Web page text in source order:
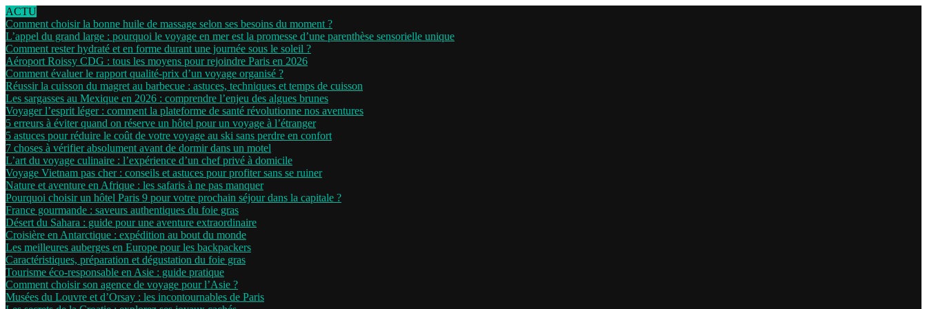
ACTU
Comment choisir la bonne huile de massage selon ses besoins du moment ?
L’appel du grand large : pourquoi le voyage en mer est la promesse d’une parenthèse sensorielle unique
Comment rester hydraté et en forme durant une journée sous le soleil ?
Aéroport Roissy CDG : tous les moyens pour rejoindre Paris en 2026
Comment évaluer le rapport qualité-prix d’un voyage organisé ?
Réussir la cuisson du magret au barbecue : astuces, techniques et temps de cuisson
Les sargasses au Mexique en 2026 : comprendre l’enjeu des algues brunes
Voyager l’esprit léger : comment la plateforme de santé révolutionne nos aventures
5 erreurs à éviter quand on réserve un hôtel pour un voyage à l’étranger
5 astuces pour réduire le coût de votre voyage au ski sans perdre en confort
7 choses à vérifier absolument avant de dormir dans un motel
L’art du voyage culinaire : l’expérience d’un chef privé à domicile
Voyage Vietnam pas cher : conseils et astuces pour profiter sans se ruiner
Nature et aventure en Afrique : les safaris à ne pas manquer
Pourquoi choisir un hôtel Paris 9 pour votre prochain séjour dans la capitale ?
France gourmande : saveurs authentiques du foie gras
Désert du Sahara : guide pour une aventure extraordinaire
Croisière en Antarctique : expédition au bout du monde
Les meilleures auberges en Europe pour les backpackers
Caractéristiques, préparation et dégustation du foie gras
Tourisme éco-responsable en Asie : guide pratique
Comment choisir son agence de voyage pour l’Asie ?
Musées du Louvre et d’Orsay : les incontournables de Paris